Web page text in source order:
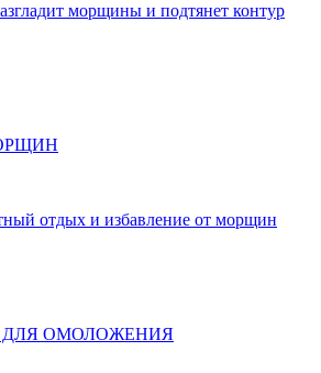
морщины и подтянет контур
отдых и избавление от морщин
ДЛЯ ОМОЛОЖЕНИЯ